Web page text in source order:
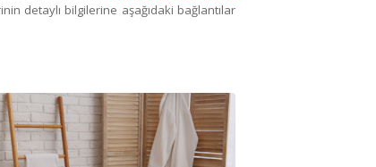
detaylı bilgilerine aşağıdaki bağlantılar